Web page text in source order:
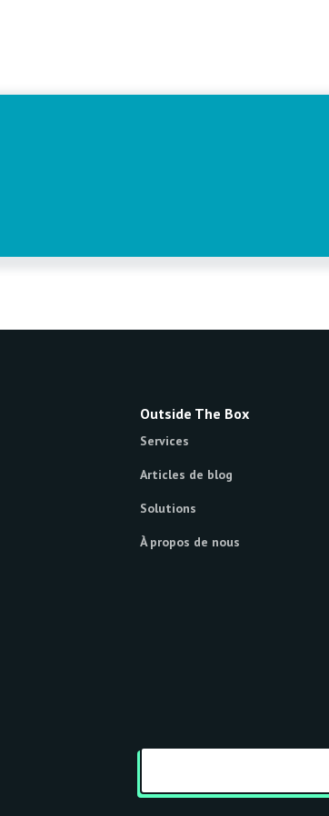
Outside The Box
Services
Articles de blog
Solutions
À propos de nous